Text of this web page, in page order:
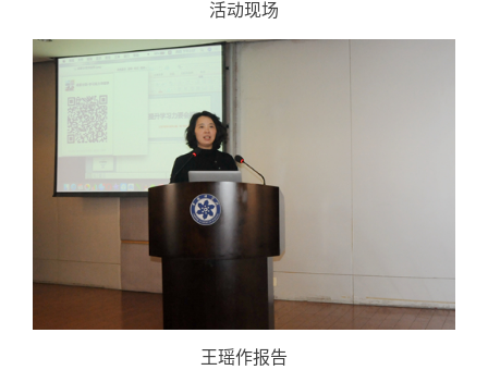
活动现场
王瑶作报告